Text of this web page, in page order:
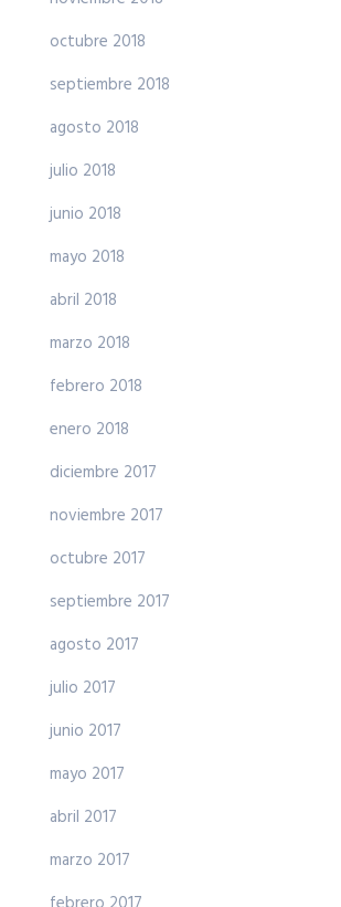
octubre 2018
septiembre 2018
agosto 2018
julio 2018
junio 2018
mayo 2018
abril 2018
marzo 2018
febrero 2018
enero 2018
diciembre 2017
noviembre 2017
octubre 2017
septiembre 2017
agosto 2017
julio 2017
junio 2017
mayo 2017
abril 2017
marzo 2017